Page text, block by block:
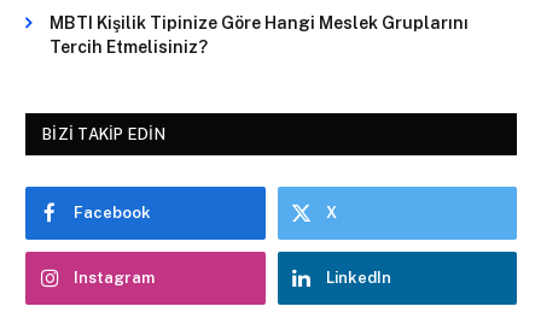
MBTI Kişilik Tipinize Göre Hangi Meslek Gruplarını
Tercih Etmelisiniz?
BIZI TAKIP EDIN
Facebook X
Instagram LinkedIn